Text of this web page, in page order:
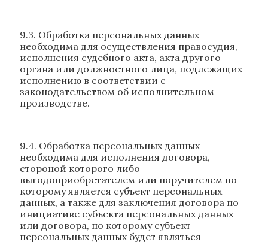
9.3. Обработка персональных данных
необходима для осуществления правосудия,
исполнения судебного акта, акта другого
органа или должностного лица, подлежащих
исполнению в соответствии с
законодательством об исполнительном
производстве.
9.4. Обработка персональных данных
необходима для исполнения договора,
стороной которого либо
выгодоприобретателем или поручителем по
которому является субъект персональных
данных, а также для заключения договора по
инициативе субъекта персональных данных
или договора, по которому субъект
персональных данных будет являться